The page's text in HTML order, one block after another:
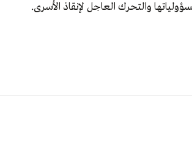
والتحرك العاجل لإنقاذ الأسرى.